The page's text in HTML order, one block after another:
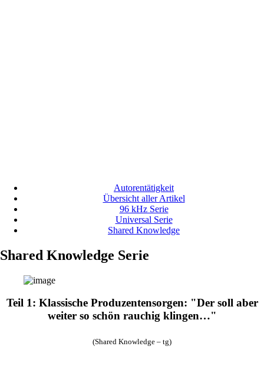
Autorentätigkeit
Übersicht aller Artikel
96 kHz Serie
Universal Serie
Shared Knowledge
Shared Knowledge Serie
Teil 1: Klassische Produzentensorgen: "Der soll aber
weiter so schön rauchig klingen…"
(Shared Knowledge – tg)